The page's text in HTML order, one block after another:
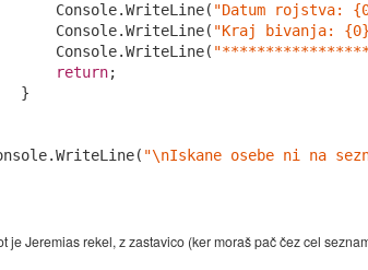
Console.WriteLine(
"Datum rojstva:
Console.WriteLine(
"Kraj bivanja:
Console.WriteLine(
return;
}
"\nIskane osebe ni na
je Jeremias rekel, z zastavico (ker moraš pač čez cel